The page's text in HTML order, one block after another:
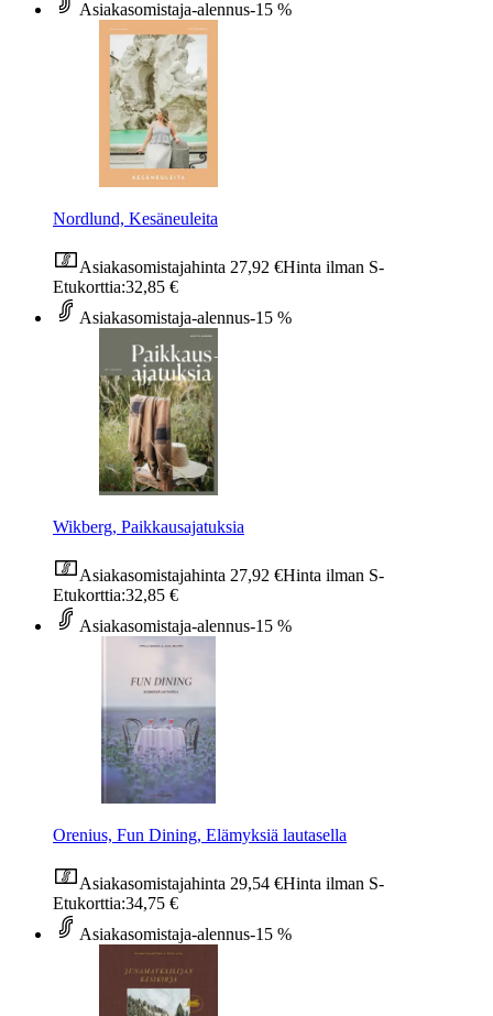
Asiakasomistaja-alennus-15 %
Nordlund, Kesäneuleita
Asiakasomistajahinta 27,92 €Hinta ilman S-
Etukorttia:32,85 €
Asiakasomistaja-alennus-15 %
Wikberg, Paikkausajatuksia
Asiakasomistajahinta 27,92 €Hinta ilman S-
Etukorttia:32,85 €
Asiakasomistaja-alennus-15 %
Orenius, Fun Dining, Elämyksiä lautasella
Asiakasomistajahinta 29,54 €Hinta ilman S-
Etukorttia:34,75 €
Asiakasomistaja-alennus-15 %